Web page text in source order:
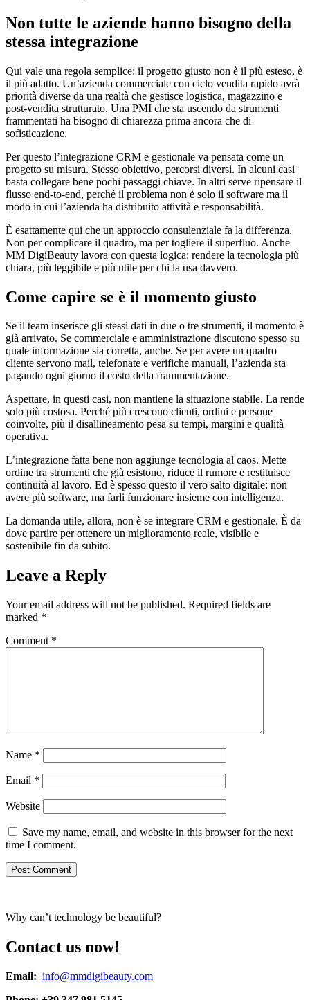
Non tutte le aziende hanno bisogno della
stessa integrazione
Qui vale una regola semplice: il progetto giusto non è il più esteso, è
il più adatto. Un’azienda commerciale con ciclo vendita rapido avrà
priorità diverse da una realtà che gestisce logistica, magazzino e
post-vendita strutturato. Una PMI che sta uscendo da strumenti
frammentati ha bisogno di chiarezza prima ancora che di
sofisticazione.
Per questo l’integrazione CRM e gestionale va pensata come un
progetto su misura. Stesso obiettivo, percorsi diversi. In alcuni casi
basta collegare bene pochi passaggi chiave. In altri serve ripensare il
flusso end-to-end, perché il problema non è solo il software ma il
modo in cui l’azienda ha distribuito attività e responsabilità.
È esattamente qui che un approccio consulenziale fa la differenza.
Non per complicare il quadro, ma per togliere il superfluo. Anche
MM DigiBeauty lavora con questa logica: rendere la tecnologia più
chiara, più leggibile e più utile per chi la usa davvero.
Come capire se è il momento giusto
Se il team inserisce gli stessi dati in due o tre strumenti, il momento è
già arrivato. Se commerciale e amministrazione discutono spesso su
quale informazione sia corretta, anche. Se per avere un quadro
cliente servono mail, telefonate e verifiche manuali, l’azienda sta
pagando ogni giorno il costo della frammentazione.
Aspettare, in questi casi, non mantiene la situazione stabile. La rende
solo più costosa. Perché più crescono clienti, ordini e persone
coinvolte, più il disallineamento pesa su tempi, margini e qualità
operativa.
L’integrazione fatta bene non aggiunge tecnologia al caos. Mette
ordine tra strumenti che già esistono, riduce il rumore e restituisce
continuità al lavoro. Ed è spesso questo il vero salto digitale: non
avere più software, ma farli funzionare insieme con intelligenza.
La domanda utile, allora, non è se integrare CRM e gestionale. È da
dove partire per ottenere un miglioramento reale, visibile e
sostenibile fin da subito.
Leave a Reply
Your email address will not be published. Required fields are
marked *
Comment *
Name *
Email *
Website
Save my name, email, and website in this browser for the next
time I comment.
Why can’t technology be beautiful?
Contact us now!
Email: info@mmdigibeauty.com